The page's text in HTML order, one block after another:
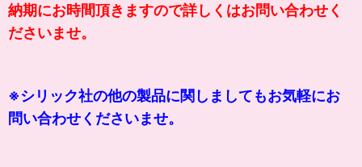
納期にお時間頂きますので詳しくはお問い合わせく
ださいませ。
※シリック社の他の製品に関しましてもお気軽にお
問い合わせくださいませ。